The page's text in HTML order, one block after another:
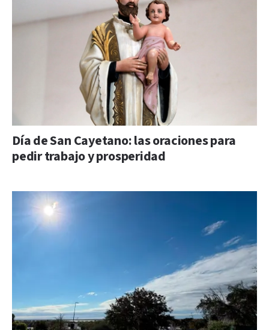
Día de San Cayetano: las oraciones para
pedir trabajo y prosperidad